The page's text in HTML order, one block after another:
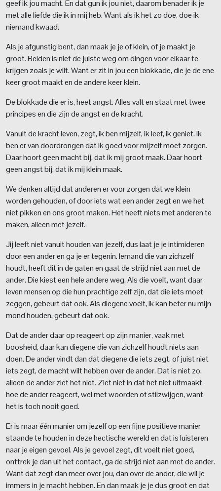
geef ik jou macht. En dat gun ik jou niet, daarom benader ik je
met alle liefde die ik in mij heb. Want als ik het zo doe, doe ik
niemand kwaad.
Als je afgunstig bent, dan maak je je of klein, of je maakt je
groot. Beiden is niet de juiste weg om dingen voor elkaar te
krijgen zoals je wilt. Want er zit in jou een blokkade, die je de ene
keer groot maakt en de andere keer klein.
De blokkade die er is, heet angst. Alles valt en staat met twee
principes en die zijn de angst en de kracht.
Vanuit de kracht leven, zegt, ik ben mijzelf, ik leef, ik geniet. Ik
ben er van doordrongen dat ik goed voor mijzelf moet zorgen.
Daar hoort geen macht bij, dat ik mij groot maak. Daar hoort
geen angst bij, dat ik mij klein maak.
We denken altijd dat anderen er voor zorgen dat we klein
worden gehouden, of door iets wat een ander zegt en we het
niet pikken en ons groot maken. Het heeft niets met anderen te
maken, alleen met jezelf.
Jij leeft niet vanuit houden van jezelf, dus laat je je intimideren
door een ander en ga je er tegenin. Iemand die van zichzelf
houdt, heeft dit in de gaten en gaat de strijd niet aan met de
ander. Die kiest een hele andere weg. Als die voelt, want daar
leven mensen op die hun prachtige zelf zijn, dat die iets moet
zeggen, gebeurt dat ook. Als diegene voelt, ik kan beter nu mijn
mond houden, gebeurt dat ook.
Dat de ander daar op reageert op zijn manier, vaak met
boosheid, daar kan diegene die van zichzelf houdt niets aan
doen. De ander vindt dan dat diegene die iets zegt, of juist niet
iets zegt, de macht wilt hebben over de ander. Dat is niet zo,
alleen de ander ziet het niet. Ziet niet in dat het niet uitmaakt
hoe de ander reageert, wel met woorden of stilzwijgen, want
het is toch nooit goed.
Er is maar één manier om jezelf op een fijne positieve manier
staande te houden in deze hectische wereld en dat is luisteren
naar je eigen gevoel. Als je gevoel zegt, dit voelt niet goed,
onttrek je dan uit het contact, ga de strijd niet aan met de ander.
Want dat zegt dan meer over jou, dan over de ander, die wil je
immers in je macht hebben. En dan maak je je dus groot en dat